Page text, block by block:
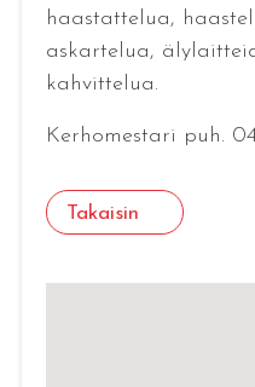
haastattelua,
askartelua,
kahvittelua.
Kerhomestari puh.
Takaisin